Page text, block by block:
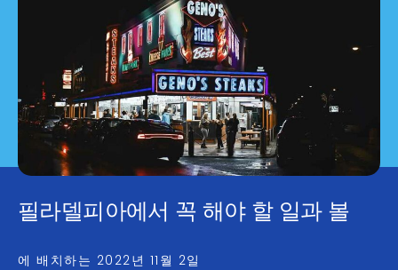
필라델피아에서 꼭 해야 할 일과 볼
에 배치하는 2022년 11월 2일